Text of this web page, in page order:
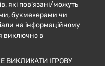
які пов’язані/можуть
букмекерами чи
на інформаційному
виключно в
ВИКЛИКАТИ ІГРОВУ